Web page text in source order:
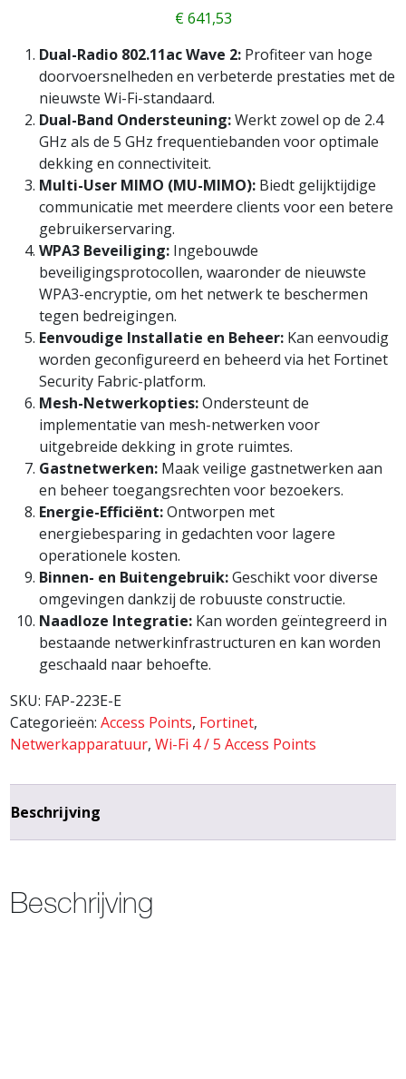
€641,53
Dual-Radio 802.11ac Wave 2: Profiteer van hoge
doorvoersnelheden en verbeterde prestaties met de
nieuwste Wi-Fi-standaard.
Dual-Band Ondersteuning:Werkt zowel op de 2.4
GHz als de 5 GHz frequentiebanden voor optimale
dekking en connectiviteit.
Multi-User MIMO (MU-MIMO): Biedt gelijktijdige
communicatie met meerdere clients voor een betere
gebruikerservaring.
WPA3 Beveiliging: Ingebouwde
beveiligingsprotocollen, waaronder de nieuwste
WPA3-encryptie, om het netwerk te beschermen
tegen bedreigingen.
Eenvoudige Installatie en Beheer: Kan eenvoudig
worden geconfigureerd en beheerd via het Fortinet
Security Fabric-platform.
Mesh-Netwerkopties:Ondersteunt de
implementatie van mesh-netwerken voor
uitgebreide dekking in grote ruimtes.
Gastnetwerken: Maak veilige gastnetwerken aan
en beheer toegangsrechten voor bezoekers.
Energie-Efficiënt:Ontworpen met
energiebesparing in gedachten voor lagere
operationele kosten.
Binnen- en Buitengebruik:Geschikt voor diverse
omgevingen dankzij de robuuste constructie.
Naadloze Integratie: Kan worden geïntegreerd in
bestaande netwerkinfrastructuren en kan worden
geschaald naar behoefte.
SKU: FAP-223E-E
Categorieën:Access Points, Fortinet,
Netwerkapparatuur,Wi-Fi 4 / 5 Access Points
Beschrijving
Beschrijving